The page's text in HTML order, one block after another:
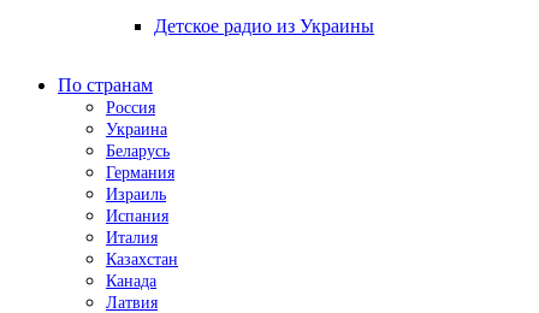
Детское радио из Украины
По странам
Россия
Украина
Беларусь
Германия
Израиль
Испания
Италия
Казахстан
Канада
Латвия